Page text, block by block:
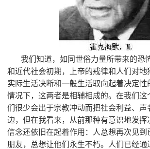
我们知道，如同世俗力量所带来的恐
和近代社会初期，上帝的戒律和人们对地
实际生活决断和一般生活取向起着决定性
情况下，这两者是相辅相成的。在我们这
们很少会出于宗教冲动而把社会利益、声
边，但在我看来，从前那种有意识地发挥
信念还依旧在起着作用：人总想再次见到
朋友，总想让他们永生不朽。人们已经通